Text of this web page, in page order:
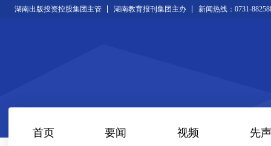
湖南出版投资控股集团主管 湖南教育报刊集团主办 新闻热线：0731-
首页 要闻 视频 先声